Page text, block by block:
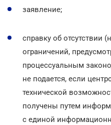
заявление;
справку об отсутствии
ограничений,
процессуальным
не подается, если
технической
получены путем
с единой